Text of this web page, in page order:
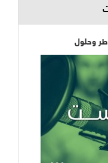
وحلول